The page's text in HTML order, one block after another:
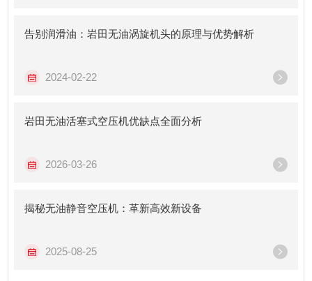
告别润滑油：岩田无油涡旋机头的原理与优势解析
2024-02-22
岩田无油活塞式空压机优缺点全面分析
2026-03-26
揭秘无油静音空压机：革新高效新设备
2025-08-25